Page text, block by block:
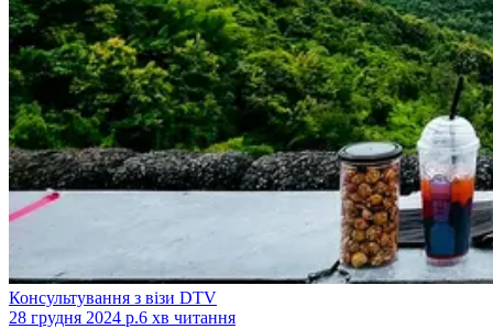
Консультування з візи DTV
28 грудня 2024 р.6 хв читання